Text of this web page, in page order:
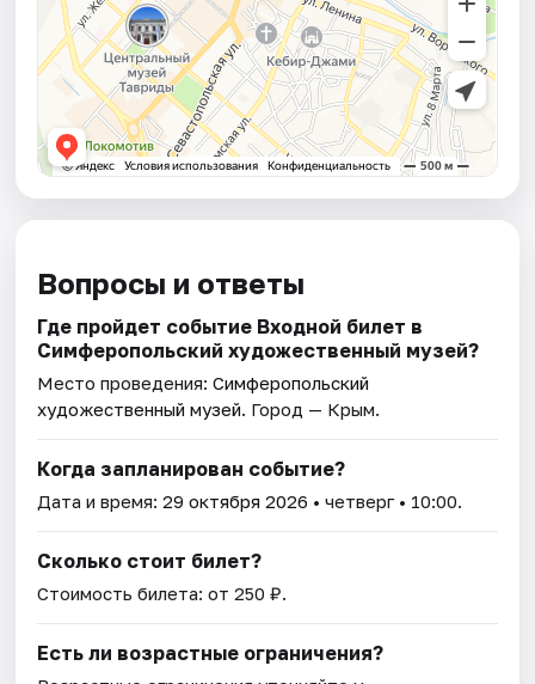
Вопросы и ответы
Где пройдет событие Входной билет в
Симферопольский художественный музей?
Место проведения:Симферопольский
художественный музей. Город — Крым.
Когда запланирован событие?
Дата и время:29 октября 2026 • четверг • 10:00.
Сколько стоит билет?
Стоимость билета: от 250 ₽.
Есть ли возрастные ограничения?